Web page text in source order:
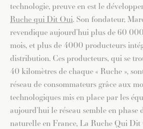
technologie, preuve en est le
Ruche qui Dit Oui. Son fondateur,
revendique aujourd’hui plus de 60
mois, et plus de 4000 producteurs
distribution. Ces producteurs, qui se
40 kilomètres de chaque « Ruche »,
réseau de consommateurs grâce aux
technologiques mis en place par les
aujourd’hui le réseau semble en phase
naturelle en France, La Ruche Qui